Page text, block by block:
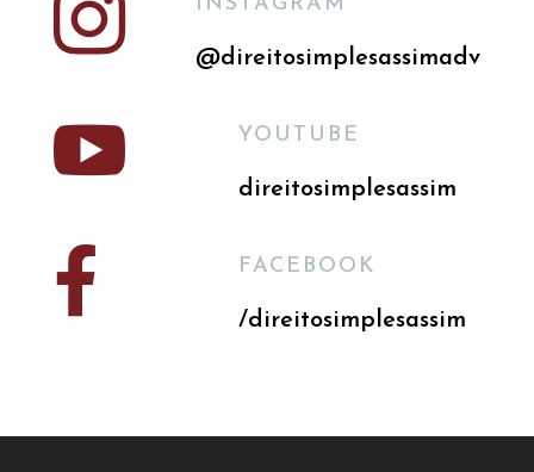

@direitosimplesassimadv
 YOUTUBE
direitosimplesassim
 FACEBOOK
/direitosimplesassim